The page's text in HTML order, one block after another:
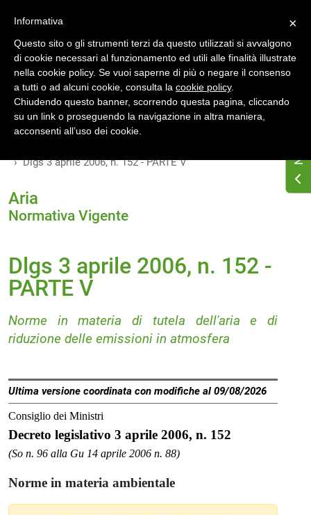
Home
Osservatorio di normativa energetica
Normativa energetica nazionale
Dlgs 3 aprile 2006, n. 152 - PARTE V
Aria
Normativa Vigente
Dlgs 3 aprile 2006, n. 152 -
PARTE V
Norme in materia di tutela dell'aria e di
riduzione delle emissioni in atmosfera
Ultima versione coordinata con modifiche al 09/08/2026
Consiglio dei Ministri
Decreto legislativo 3 aprile 2006, n. 152
(So n. 96 alla Gu 14 aprile 2006 n. 88)
Norme in materia ambientale
×
Informativa
Questo sito o gli strumenti terzi da questo utilizzati si avvalgono
di cookie necessari al funzionamento ed utili alle finalità illustrate
nella cookie policy. Se vuoi saperne di più o negare il consenso
a tutti o ad alcuni cookie, consulta la cookie policy.
Chiudendo questo banner, scorrendo questa pagina, cliccando
su un link o proseguendo la navigazione in altra maniera,
acconsenti all’uso dei cookie.